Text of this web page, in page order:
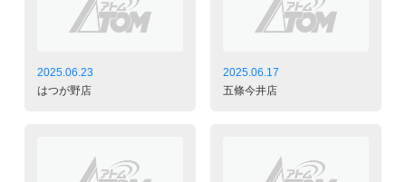
2025.06.23
はつが野店
2025.06.17
五條今井店